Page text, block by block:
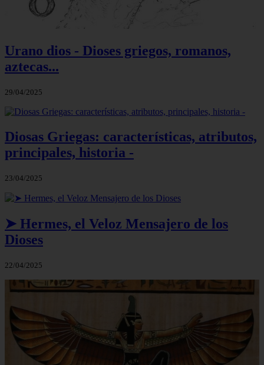
Urano dios - Dioses griegos, romanos,
aztecas...
29/04/2025
Diosas Griegas: características, atributos,
principales, historia -
23/04/2025
➤ Hermes, el Veloz Mensajero de los
Dioses
22/04/2025